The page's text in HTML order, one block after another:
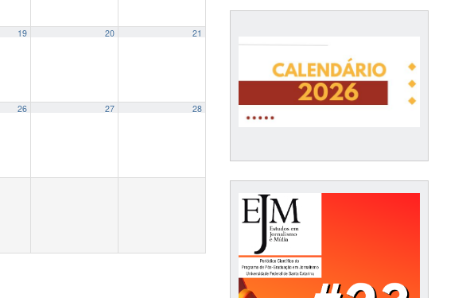
19 20 21
26 27 28